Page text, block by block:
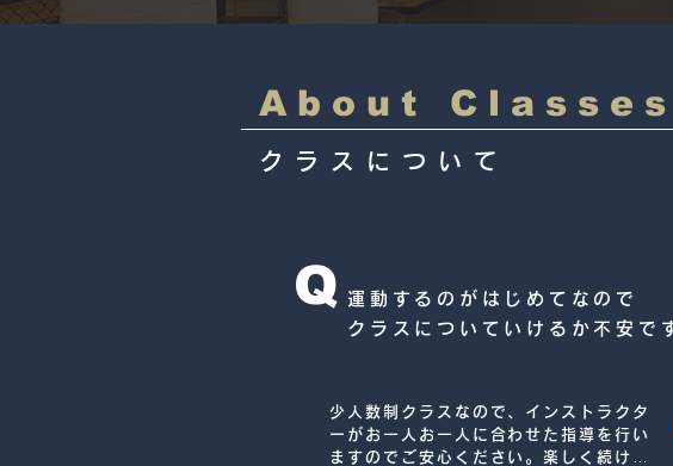
​About Classes
クラスについて
Q運動するのがはじめてなので
クラスについていけるか不安で
少人数制クラスなので、インストラクタ
ーがお一人お一人に合わせた指導を行い
ますのでご安心ください。楽しく続けら